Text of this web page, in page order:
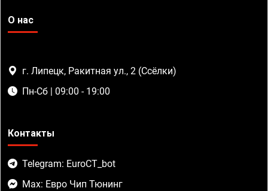
О нас
г. Липецк, Ракитная ул., 2 (Ссёлки)
Пн-Сб | 09:00 - 19:00
Контакты
Telegram: EuroCT_bot
Max: Евро Чип Тюнинг